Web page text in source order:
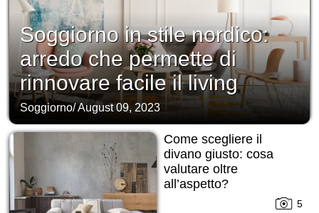
Soggiorno in stile nordico:
arredo che permette di
rinnovare facile il living
Soggiorno/August 09, 2023
Come scegliere il
divano giusto: cosa
valutare oltre
all’aspetto?
5